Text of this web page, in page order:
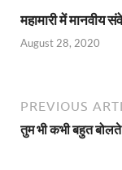
महामारी में
August 28, 2020
PREVIOUS
तुम भी कभी बहुत